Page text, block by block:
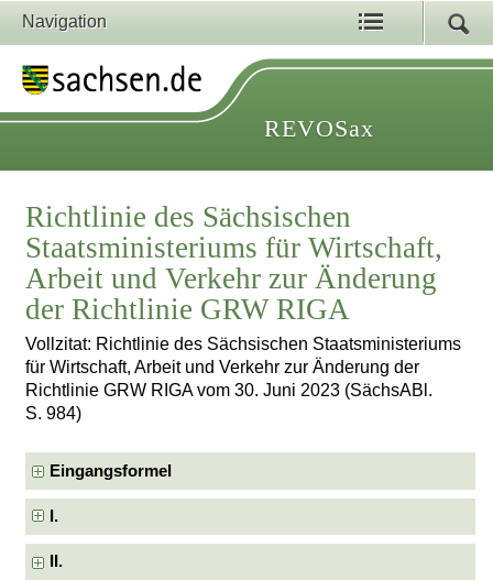
Navigation
REVOSax
Richtlinie des Sächsischen
Staatsministeriums für Wirtschaft,
Arbeit und Verkehr zur Änderung
der Richtlinie GRW RIGA
Vollzitat: Richtlinie des Sächsischen Staatsministeriums
für Wirtschaft, Arbeit und Verkehr zur Änderung der
Richtlinie GRW RIGA vom 30. Juni 2023 (SächsABl.
S. 984)
Eingangsformel
I.
II.